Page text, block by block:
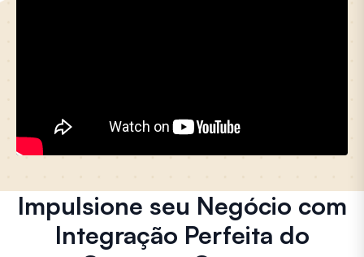
Impulsione seu Negócio com
Integração Perfeita do